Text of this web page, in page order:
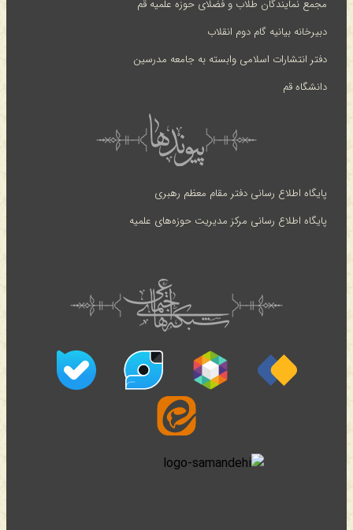
مجمع نمایندگان طلاب و فضلای حوزه علمیه قم
دبیرخانه بیانیه گام دوم انقلاب
دفتر انتشارات اسلامی وابسته به جامعه مدرسین
دانشگاه قم
پایگاه اطلاع رسانی دفتر مقام معظم رهبری
پایگاه اطلاع رسانی مرکز مدیریت حوزه‌های علمیه